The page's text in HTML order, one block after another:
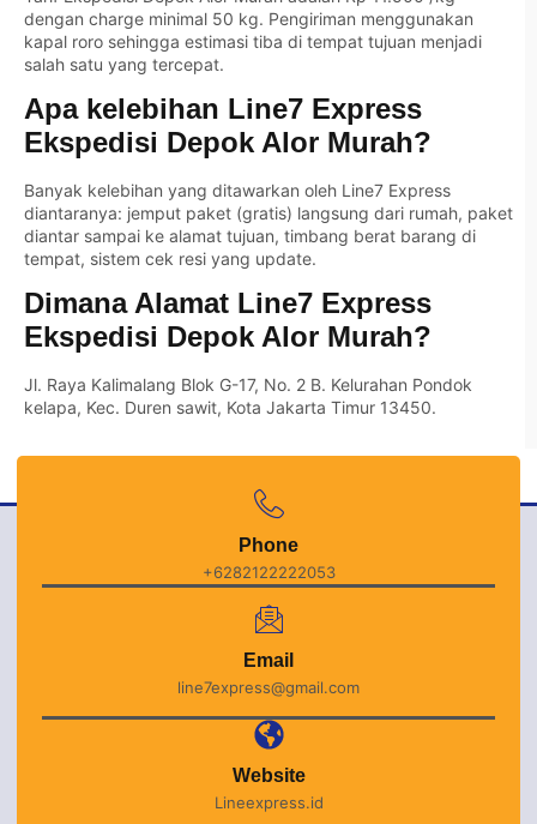
dengan charge minimal 50 kg. Pengiriman menggunakan
kapal roro sehingga estimasi tiba di tempat tujuan menjadi
salah satu yang tercepat.
Apa kelebihan Line7 Express
Ekspedisi Depok Alor Murah?
Banyak kelebihan yang ditawarkan oleh Line7 Express
diantaranya: jemput paket (gratis) langsung dari rumah, paket
diantar sampai ke alamat tujuan, timbang berat barang di
tempat, sistem cek resi yang update.
Dimana Alamat Line7 Express
Ekspedisi Depok Alor Murah?
Jl. Raya Kalimalang Blok G-17, No. 2 B. Kelurahan Pondok
kelapa, Kec. Duren sawit, Kota Jakarta Timur 13450.
Phone
+6282122222053
Email
line7express@gmail.com
Website
Lineexpress.id